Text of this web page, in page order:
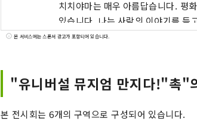
치치야마는 매우 아름답습니다. 평
있습니다. 나는 사람의 이야기를 듣
원을 손질하는 것도 내 소중한 시간
본 서비스에는 스폰서 광고가 포함되어 있습니다.
"유니버설 뮤지엄 만지다!"촉"
본 전시회는 6개의 구역으로 구성되어 있습니다.